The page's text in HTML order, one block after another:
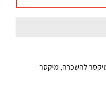
להשכרה, מיקסר